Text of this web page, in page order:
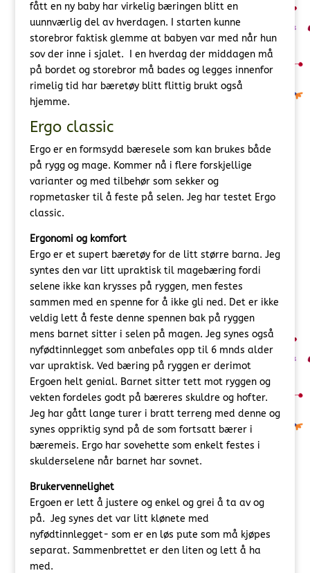
fått en ny baby har virkelig bæringen blitt en
uunnværlig del av hverdagen. I starten kunne
storebror faktisk glemme at babyen var med når hun
sov der inne i sjalet. I en hverdag der middagen må
på bordet og storebror må bades og legges innenfor
rimelig tid har bæretøy blitt flittig brukt også
hjemme.
Ergo classic
Ergo er en formsydd bæresele som kan brukes både
på rygg og mage. Kommer nå i flere forskjellige
varianter og med tilbehør som sekker og
ropmetasker til å feste på selen. Jeg har testet Ergo
classic.
Ergonomi og komfort
Ergo er et supert bæretøy for de litt større barna. Jeg
syntes den var litt upraktisk til magebæring fordi
selene ikke kan krysses på ryggen, men festes
sammen med en spenne for å ikke gli ned. Det er ikke
veldig lett å feste denne spennen bak på ryggen
mens barnet sitter i selen på magen. Jeg synes også
nyfødtinnlegget som anbefales opp til 6 mnds alder
var upraktisk. Ved bæring på ryggen er derimot
Ergoen helt genial. Barnet sitter tett mot ryggen og
vekten fordeles godt på bæreres skuldre og hofter.
Jeg har gått lange turer i bratt terreng med denne og
synes oppriktig synd på de som fortsatt bærer i
bæremeis. Ergo har sovehette som enkelt festes i
skulderselene når barnet har sovnet.
Brukervennelighet
Ergoen er lett å justere og enkel og grei å ta av og
på. Jeg synes det var litt klønete med
nyfødtinnlegget- som er en løs pute som må kjøpes
separat. Sammenbrettet er den liten og lett å ha
med.